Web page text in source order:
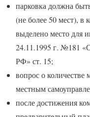
парковка должна
(не более 50 мест), в
выделено место для
24.11.1995 г. №181
РФ» ст. 15;
вопрос о количестве
местным
после достижения